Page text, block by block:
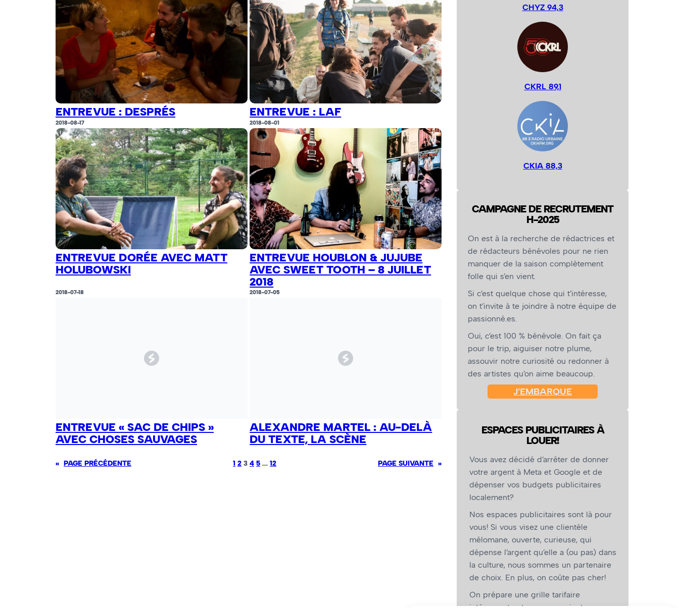
ENTREVUE : DESPRÉS ENTREVUE : LAF
2018-08-17
ENTREVUE DORÉE AVEC MATT
HOLUBOWSKI
2018-08-01
ENTREVUE HOUBLON & JUJUBE
AVEC SWEET TOOTH – 8 JUILLET
2018
2018-07-18
ENTREVUE « SAC DE CHIPS »
AVEC CHOSES SAUVAGES
2018-07-05
ALEXANDRE MARTEL : AU-DELÀ
DU TEXTE, LA SCÈNE
« PAGE PRÉCÉDENTE 1 2 3 4 5 … 12 PAGE SUIVANTE »
CHYZ 94,3
CKRL 89,1
CKIA 88,3
CAMPAGNE DE RECRUTEMENT
H-2025
On est à la recherche de rédactrices et
de rédacteurs bénévoles pour ne rien
manquer de la saison complètement
folle qui s’en vient.
Si c’est quelque chose qui t’intéresse,
on t’invite à te joindre à notre équipe de
passionné.es.
Oui, c’est 100 % bénévole. On fait ça
pour le trip, aiguiser notre plume,
assouvir notre curiosité ou redonner à
des artistes qu’on aime beaucoup.
J’EMBARQUE
ESPACES PUBLICITAIRES À
LOUER!
Vous avez décidé d’arrêter de donner
votre argent à Meta et Google et de
dépenser vos budgets publicitaires
localement?
Nos espaces publicitaires sont là pour
vous! Si vous visez une clientèle
mélomane, ouverte, curieuse, qui
dépense l’argent qu’elle a (ou pas) dans
la culture, nous sommes un partenaire
de choix. En plus, on coûte pas cher!
On prépare une grille tarifaire